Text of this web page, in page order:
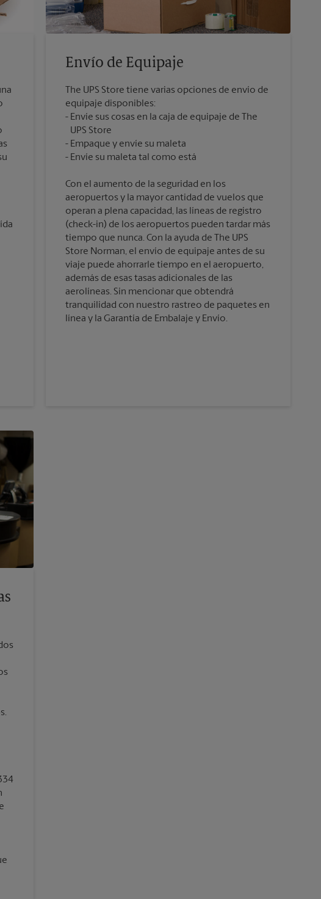
Envío de Equipaje
The UPS Store tiene varias opciones de envío de
equipaje disponibles:
Envíe sus cosas en la caja de equipaje de The
UPS Store
Empaque y envíe su maleta
Con el aumento de la seguridad en los
aeropuertos y la mayor cantidad de vuelos que
operan a plena capacidad, las líneas de registro
(check-in) de los aeropuertos pueden tardar más
tiempo que nunca. Con la ayuda de The UPS
Store Norman, el envío de equipaje antes de su
viaje puede ahorrarle tiempo en el aeropuerto,
además de esas tasas adicionales de las
aerolíneas. Sin mencionar que obtendrá
tranquilidad con nuestro rastreo de paquetes en
línea y la Garantía de Embalaje y Envío.